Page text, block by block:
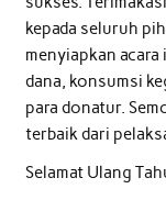
kepada seluruh
menyiapkan
dana, konsumsi
para donatur.
terbaik dari
Selamat Ulang